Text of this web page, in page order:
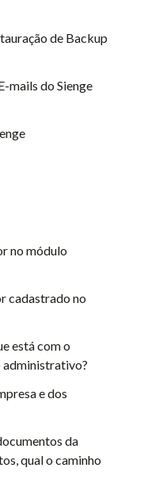
de Backup
mails do Sienge
no módulo
cadastrado no
está com o
administrativo?
e dos
da
qual o caminho